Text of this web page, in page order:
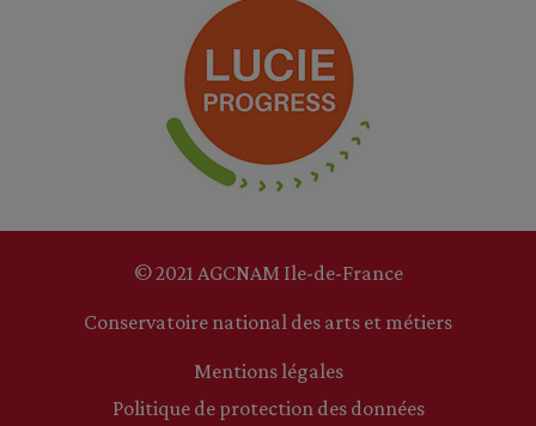
© 2021 AGCNAM Ile-de-France
Conservatoire national des arts et métiers
Mentions légales
Politique de protection des données